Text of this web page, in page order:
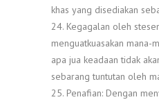
khas yang disediakan
24. Kegagalan oleh
menguatkuasakan mana-
apa jua keadaan tidak
sebarang tuntutan oleh
25. Penafian: Dengan